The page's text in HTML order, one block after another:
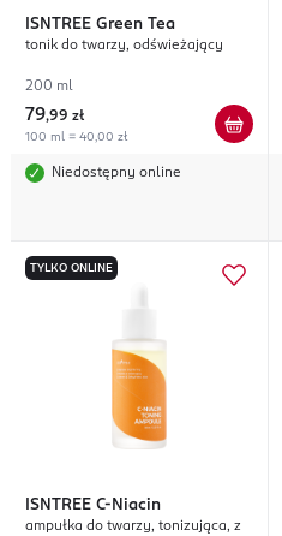
ISNTREE Green Tea
tonik do twarzy, odświeżający
200 ml
79,99 zł
100 ml = 40,00 zł
Niedostępny online
TYLKO ONLINE
ISNTREE C-Niacin
ampułka do twarzy, tonizująca, z